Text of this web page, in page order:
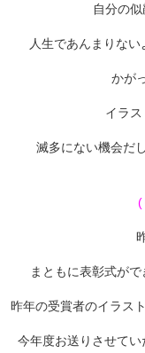
自分の
人生であんまりない
かが
イラ
滅多にない機会だ
(
まともに表彰式が
昨年の受賞者のイラス
今年度お送りさせて